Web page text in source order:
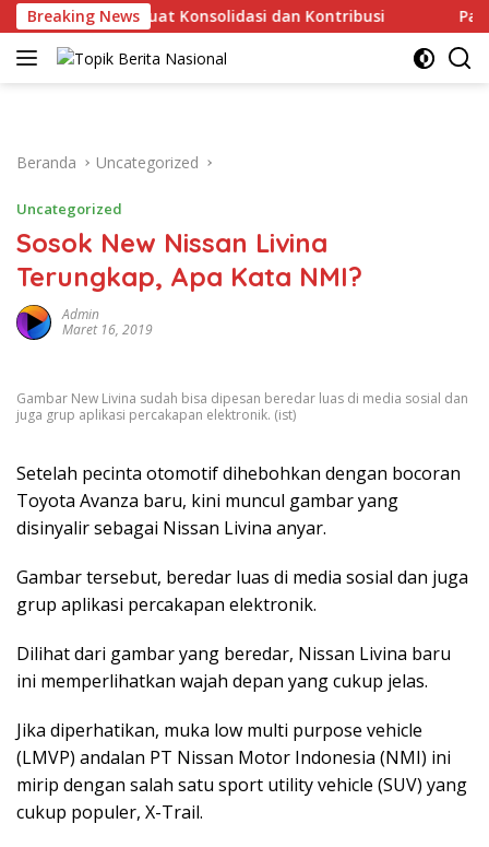
Langsung
ke
konten
Breaking NewsPerkuat Konsolidasi dan Kontribusi
Beranda Uncategorized
Uncategorized
Sosok New Nissan Livina
Terungkap, Apa Kata NMI?
Admin
Maret 16, 2019
Gambar New Livina sudah bisa dipesan beredar luas di media sosial dan
juga grup aplikasi percakapan elektronik. (ist)
Setelah pecinta otomotif dihebohkan dengan bocoran
Toyota Avanza baru, kini muncul gambar yang
disinyalir sebagai Nissan Livina anyar.
Gambar tersebut, beredar luas di media sosial dan juga
grup aplikasi percakapan elektronik.
Dilihat dari gambar yang beredar, Nissan Livina baru
ini memperlihatkan wajah depan yang cukup jelas.
Jika diperhatikan, muka low multi purpose vehicle
(LMVP) andalan PT Nissan Motor Indonesia (NMI) ini
mirip dengan salah satu sport utility vehicle (SUV) yang
cukup populer, X-Trail.